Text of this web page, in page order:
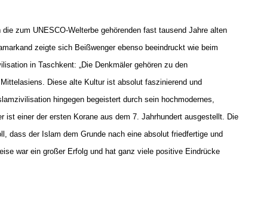
zum UNESCO-Welterbe gehörenden fast tausend Jahre alten
zeigte sich Beißwenger ebenso beeindruckt wie beim
in Taschkent: „Die Denkmäler gehören zu den
Diese alte Kultur ist absolut faszinierend und
hingegen begeistert durch sein hochmodernes,
ist einer der ersten Korane aus dem 7. Jahrhundert ausgestellt. Die
dass der Islam dem Grunde nach eine absolut friedfertige und
war ein großer Erfolg und hat ganz viele positive Eindrücke